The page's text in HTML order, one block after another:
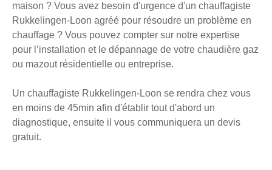
maison ? Vous avez besoin d'urgence d'un chauffagiste
Rukkelingen-Loon agréé pour résoudre un problème en
chauffage ? Vous pouvez compter sur notre expertise
pour l’installation et le dépannage de votre chaudière gaz
ou mazout résidentielle ou entreprise.
Un chauffagiste Rukkelingen-Loon se rendra chez vous
en moins de 45min afin d'établir tout d'abord un
diagnostique, ensuite il vous communiquera un devis
gratuit.